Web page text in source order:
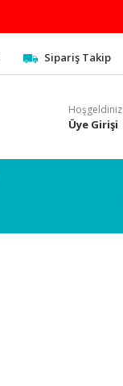
Sipariş Takip
Hoşgeldiniz
Üye Girişi